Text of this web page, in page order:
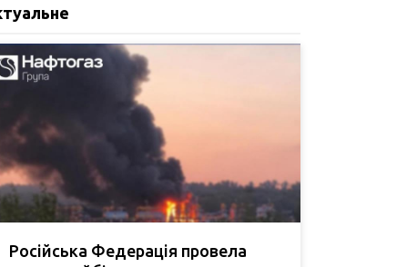
Російська Федерація провела